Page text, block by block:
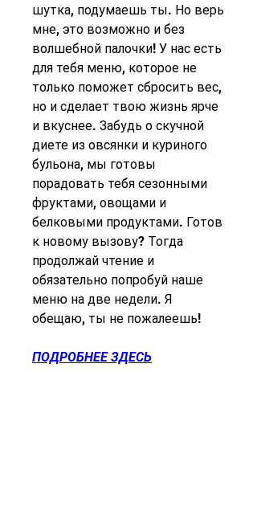
шутка, подумаешь ты. Но верь
мне, это возможно и без
волшебной палочки! У нас есть
для тебя меню, которое не
только поможет сбросить вес,
но и сделает твою жизнь ярче
и вкуснее. Забудь о скучной
диете из овсянки и куриного
бульона, мы готовы
порадовать тебя сезонными
фруктами, овощами и
белковыми продуктами. Готов
к новому вызову? Тогда
продолжай чтение и
обязательно попробуй наше
меню на две недели. Я
обещаю, ты не пожалеешь!
ПОДРОБНЕЕ ЗДЕСЬ